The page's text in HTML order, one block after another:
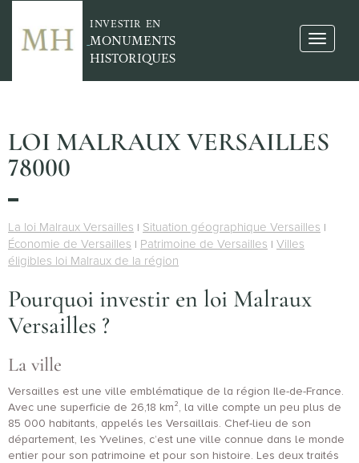
INVESTIR EN
MONUMENTS
HISTORIQUES
LOI MALRAUX VERSAILLES
78000
La loi Malraux Versailles | Situation géographique Versailles |
Économie de Versailles | Patrimoine de Versailles | Villes
éligibles loi Malraux de la région
Pourquoi investir en loi Malraux
Versailles ?
La ville
Versailles est une ville emblématique de la région Ile-de-France.
Avec une superficie de 26,18 km², la ville compte un peu plus de
85 000 habitants, appelés les Versaillais. Chef-lieu de son
département, les Yvelines, c’est une ville connue dans le monde
entier pour son patrimoine et pour son histoire. Les deux traités